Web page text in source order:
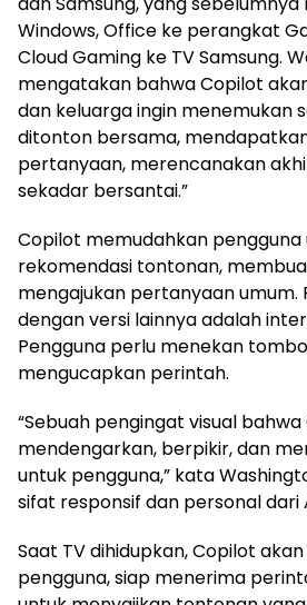
Windows, Office ke perangkat
Cloud Gaming ke TV Samsung.
mengatakan bahwa Copilot
dan keluarga ingin menemukan
ditonton bersama,
pertanyaan, merencanakan
sekadar bersantai.”
Copilot memudahkan
rekomendasi tontonan,
mengajukan pertanyaan
dengan versi lainnya adalah
Pengguna perlu menekan
mengucapkan perintah.
“Sebuah pengingat visual
mendengarkan, berpikir, dan
untuk pengguna,” kata
sifat responsif dan personal dari
Saat TV dihidupkan, Copilot
pengguna, siap menerima